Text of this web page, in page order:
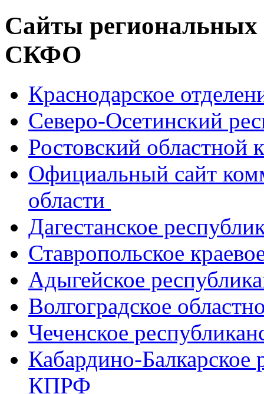
Сайты
СКФО
Краснодарское
Северо-Осетинский
Ростовский
Официальный сайт
области
Дагестанское
Ставропольское
Адыгейское
Волгоградское
Чеченское
Кабардино-Балкарское
КПРФ